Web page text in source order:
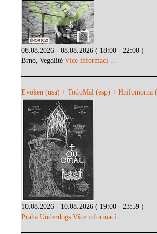
08.08.2026 - 08.08.2026 ( 18:00 - 22:00 )
Brno, VegalitéVíce informací ...
Evoken (usa) + TodoMal (esp) + Hnilomorna
10.08.2026 - 10.08.2026 ( 19:00 - 23:59 )
Praha Underdogs Více informací ...